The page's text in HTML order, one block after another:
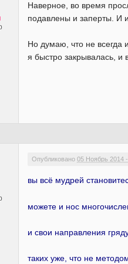
Наверное, во время
подавлены и заперты. И
Но думаю, что не всегда
я быстро закрывалась, и
Опубликовано05 Ноябрь 2014
вы всё мудрей
можете и нос
и свои направления
таких уже, что не